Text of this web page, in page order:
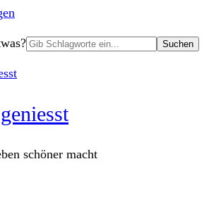
schöner macht